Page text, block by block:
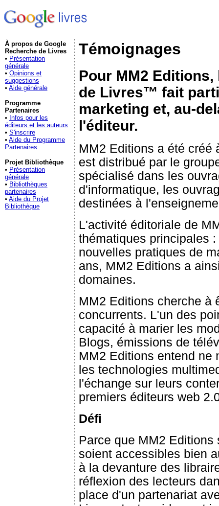
À propos de Google
Recherche de Livres
• Présentation
générale
• Opinions et
suggestions
• Aide générale
Programme
Partenaires
• Infos pour les
éditeurs et les auteurs
• S'inscrire
• Aide du Programme
Partenaires
Projet Bibliothèque
• Présentation
générale
• Bibliothèques
partenaires
• Aide du Projet
Bibliothèque
Témoignages
Pour MM2
de Livres™ fait
marketing et, au-
l'éditeur.
MM2 Editions a été créé
est distribué par le
spécialisé dans les
d'informatique, les
destinées à
L'activité éditoriale de
thématiques principales
nouvelles pratiques de
ans, MM2 Editions a
domaines.
MM2 Editions cherche à
concurrents. L'un des
capacité à marier les
Blogs, émissions de
MM2 Editions entend ne
les technologies
l'échange sur leurs
premiers éditeurs web
Défi
Parce que MM2
soient accessibles bien
à la devanture des
réflexion des lecteurs
place d'un partenariat